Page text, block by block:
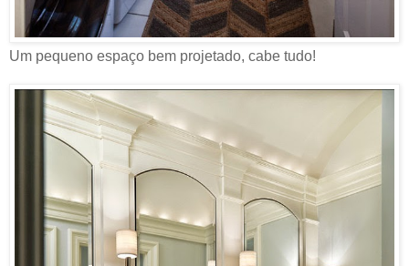
Um pequeno espaço bem projetado, cabe tudo!